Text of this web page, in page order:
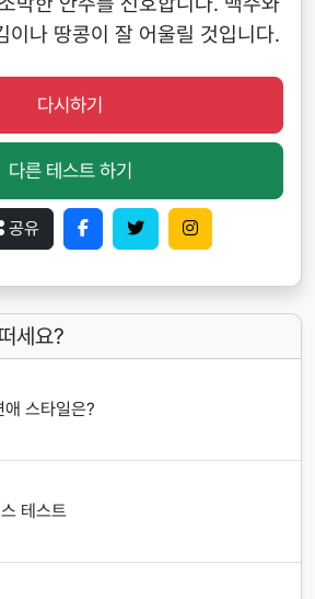
이나 땅콩이 잘 어울릴 것입니다.
다시하기
다른 테스트 하기
공유
세요?
애 스타일은?
테스트